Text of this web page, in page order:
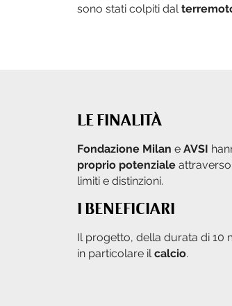
sono stati colpiti dal
LE FINALITÀ
Fondazione Milan e AVSI
proprio potenziale
limiti e distinzioni.
I BENEFICIARI
Il progetto, della durata di 10
in particolare ilcalcio.